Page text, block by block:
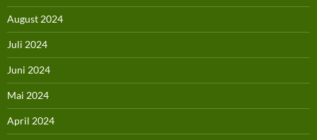
August 2024
Juli 2024
Juni 2024
Mai 2024
April 2024